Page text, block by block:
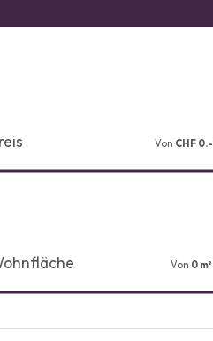
Von CHF 0.-
Von 0 m²